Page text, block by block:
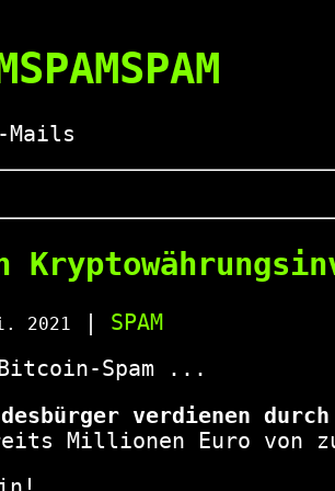
Mails
2021
SPAM
Spam ...
verdienen
Millionen Euro von